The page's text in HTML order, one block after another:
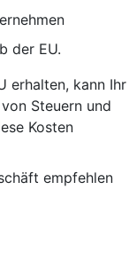
der EU.
erhalten, kann Ihr
Steuern und
Kosten
empfehlen